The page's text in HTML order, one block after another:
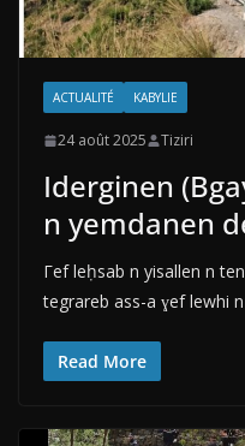
ACTUALITÉ KABYLIE
24 août 2025 Tiziri
Iderginen
n yemdanen
Γef leḥsab n yisallen n
tegrareb ass-a ɣef lewhi
Read More